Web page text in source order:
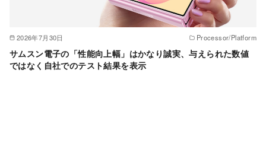
2026年7月30日 Processor/Platform
サムスン電子の「性能向上幅」はかなり誠実、与えられた数値
ではなく自社でのテスト結果を表示